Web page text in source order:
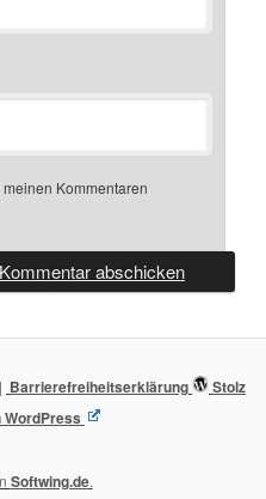
Kommentaren
Barrierefreiheitserklärung
Stolz
Softwing.de.